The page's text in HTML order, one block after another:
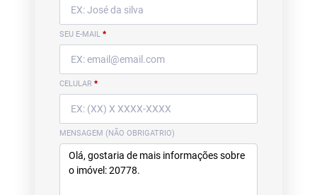
SEU E-MAIL *
CELULAR *
MENSAGEM (NÃO OBRIGATRIO)